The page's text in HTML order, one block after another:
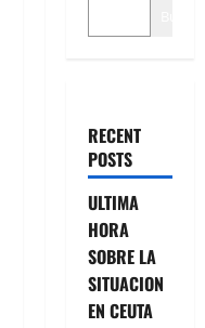
RECENT
POSTS
ULTIMA
HORA
SOBRE LA
SITUACION
EN CEUTA